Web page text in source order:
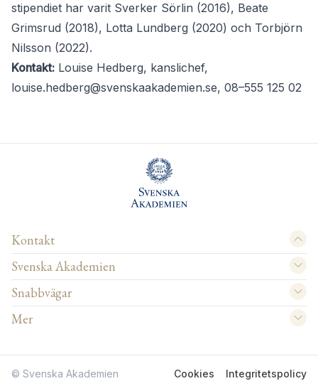
stipendiet har varit Sverker Sörlin (2016), Beate
Grimsrud (2018), Lotta Lundberg (2020) och Torbjörn
Nilsson (2022).
Kontakt: Louise Hedberg, kanslichef,
louise.hedberg@svenskaakademien.se, 08–555 125 02
Kontakt
Svenska Akademien
Snabbvägar
Mer
© Svenska Akademien Cookies Integritetspolicy